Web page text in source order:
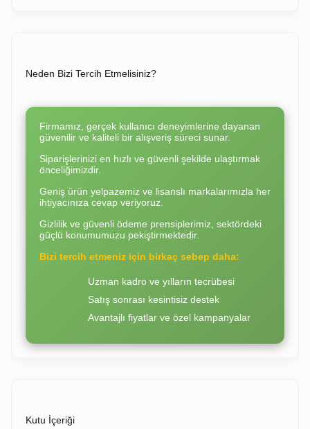
Neden Bizi Tercih Etmelisiniz?
Firmamız, gerçek kullanıcı deneyimlerine dayanan
güvenilir ve kaliteli bir alışveriş süreci sunar.
Siparişlerinizi en hızlı ve güvenli şekilde ulaştırmak
önceliğimizdir.
Geniş ürün yelpazemiz ve lisanslı markalarımızla her
ihtiyacınıza cevap veriyoruz.
Gizlilik ve güvenli ödeme prensiplerimiz, sektördeki
güçlü konumumuzu pekiştirmektedir.
Bizi tercih etmeniz için birkaç sebep daha:
Uzman kadro ve yılların tecrübesi
Satış sonrası kesintisiz destek
Avantajlı fiyatlar ve özel kampanyalar
Kutu İçeriği